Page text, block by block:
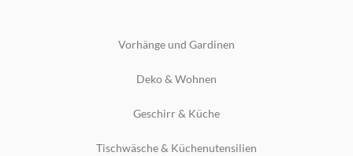
Vorhänge und Gardinen
Deko & Wohnen
Geschirr & Küche
Tischwäsche & Küchenutensilien